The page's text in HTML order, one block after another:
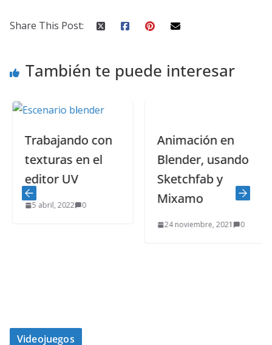
Share This Post:
También te puede interesar
Trabajando con
texturas en el
editor UV
5 abril, 2022 0
Animación en
Blender, usando
Sketchfab y
Mixamo
24 noviembre, 2021 0
Videojuegos